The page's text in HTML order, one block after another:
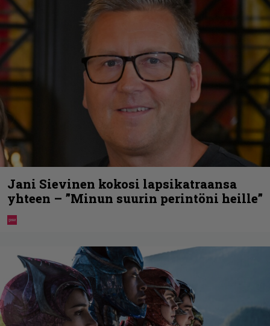
Jani Sievinen kokosi lapsikatraansa
yhteen – ”Minun suurin perintöni heille”